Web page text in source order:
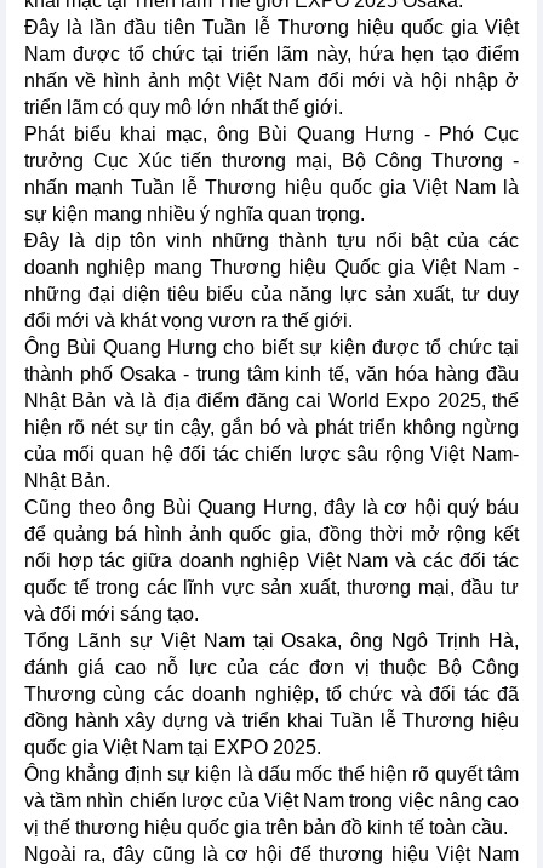
Đây là lần đầu tiên Tuần lễ Thương hiệu quốc gia Việt
Nam được tổ chức tại triển lãm này, hứa hẹn tạo điểm
nhấn về hình ảnh một Việt Nam đổi mới và hội nhập ở
triển lãm có quy mô lớn nhất thế giới.
Phát biểu khai mạc, ông Bùi Quang Hưng - Phó Cục
trưởng Cục Xúc tiến thương mại, Bộ Công Thương -
nhấn mạnh Tuần lễ Thương hiệu quốc gia Việt Nam là
sự kiện mang nhiều ý nghĩa quan trọng.
Đây là dịp tôn vinh những thành tựu nổi bật của các
doanh nghiệp mang Thương hiệu Quốc gia Việt Nam -
những đại diện tiêu biểu của năng lực sản xuất, tư duy
đổi mới và khát vọng vươn ra thế giới.
Ông Bùi Quang Hưng cho biết sự kiện được tổ chức tại
thành phố Osaka - trung tâm kinh tế, văn hóa hàng đầu
Nhật Bản và là địa điểm đăng cai World Expo 2025, thể
hiện rõ nét sự tin cậy, gắn bó và phát triển không ngừng
của mối quan hệ đối tác chiến lược sâu rộng Việt Nam-
Nhật Bản.
Cũng theo ông Bùi Quang Hưng, đây là cơ hội quý báu
để quảng bá hình ảnh quốc gia, đồng thời mở rộng kết
nối hợp tác giữa doanh nghiệp Việt Nam và các đối tác
quốc tế trong các lĩnh vực sản xuất, thương mại, đầu tư
và đổi mới sáng tạo.
Tổng Lãnh sự Việt Nam tại Osaka, ông Ngô Trịnh Hà,
đánh giá cao nỗ lực của các đơn vị thuộc Bộ Công
Thương cùng các doanh nghiệp, tổ chức và đối tác đã
đồng hành xây dựng và triển khai Tuần lễ Thương hiệu
quốc gia Việt Nam tại EXPO 2025.
Ông khẳng định sự kiện là dấu mốc thể hiện rõ quyết tâm
và tầm nhìn chiến lược của Việt Nam trong việc nâng cao
vị thế thương hiệu quốc gia trên bản đồ kinh tế toàn cầu.
Ngoài ra, đây cũng là cơ hội để thương hiệu Việt Nam